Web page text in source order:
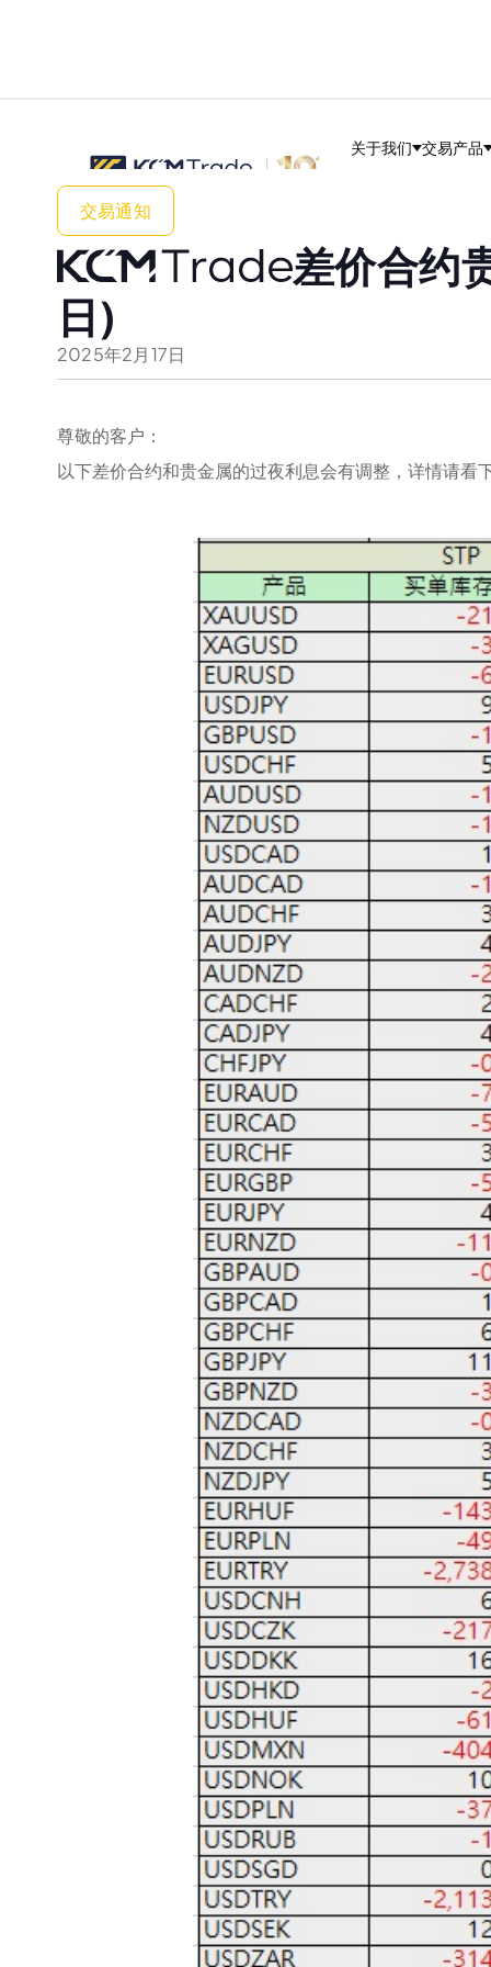
关于我们 交易产品
交易通知
差价合约
日)
2025年2月17日
尊敬的客户：
以下差价合约和贵金属的过夜利息会有调整，详情请看